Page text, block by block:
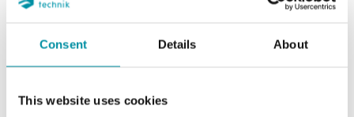
Consent Details About
This website uses cookies
nominale